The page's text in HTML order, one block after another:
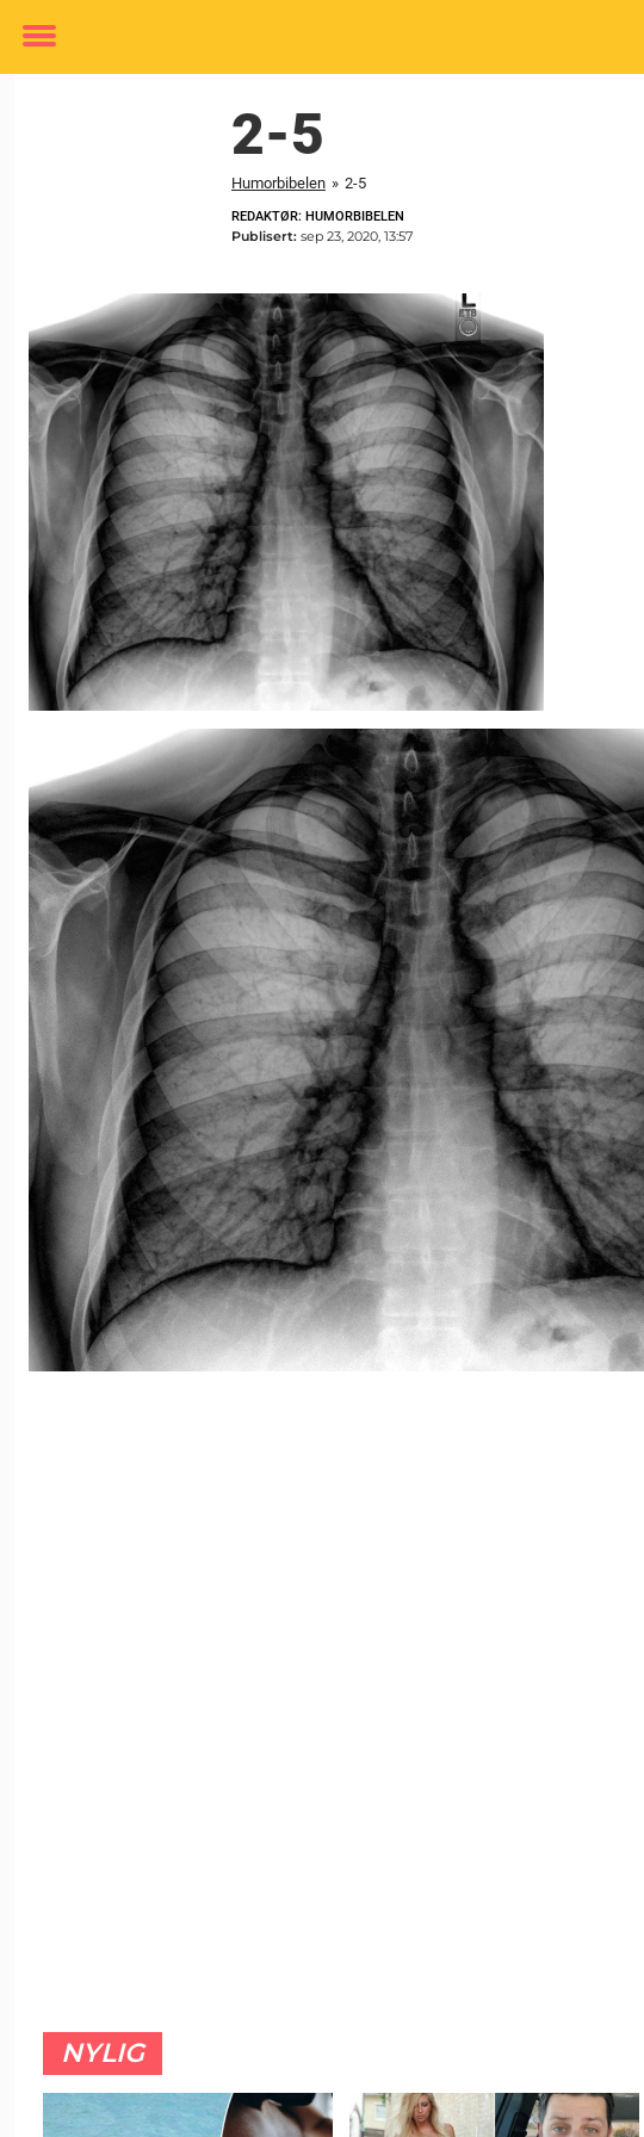
Toggle
2-5
Humorbibelen » 2-5
REDAKTØR: HUMORBIBELEN
Publisert: sep 23, 2020, 13:57
NYLIG